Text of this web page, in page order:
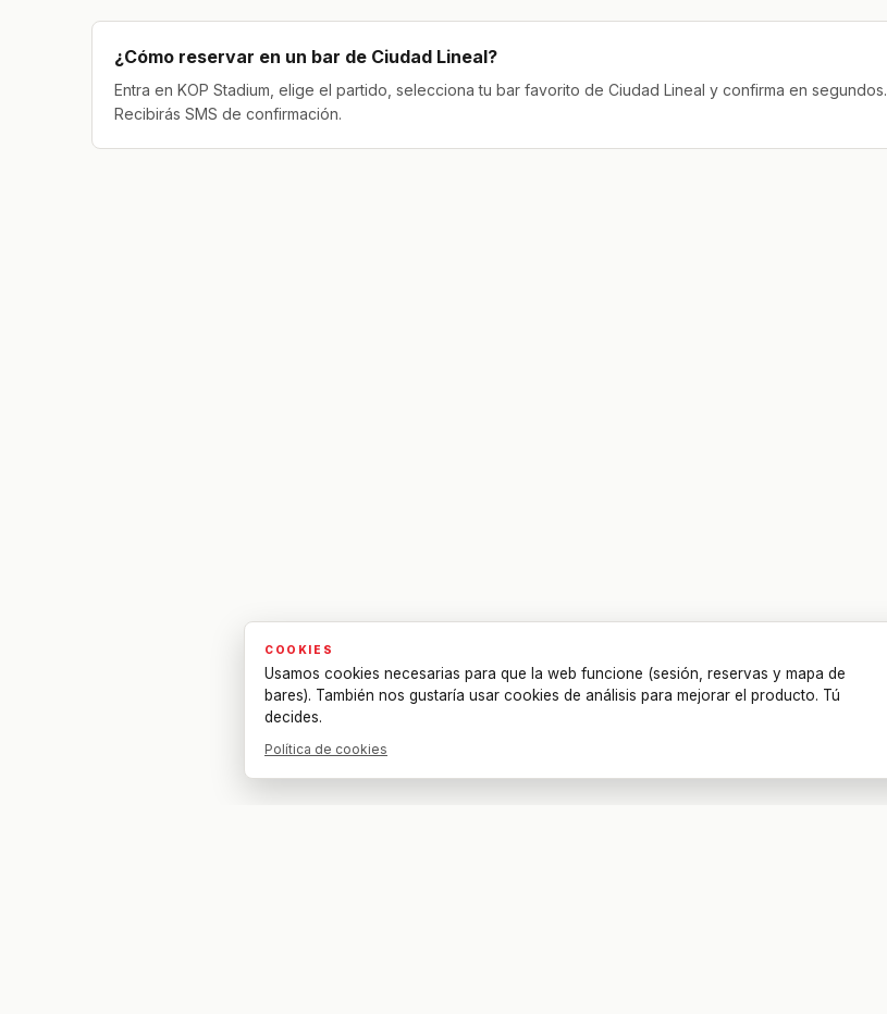
¿Cómo reservar en un bar de Ciudad Lineal?
Entra en KOP Stadium, elige el partido, selecciona tu bar favorito de Ciudad Lineal y confirma en segundos.
Recibirás SMS de confirmación.
COOKIES
Usamos cookies necesarias para que la web funcione (sesión, reservas y mapa de
bares). También nos gustaría usar cookies de análisis para mejorar el producto. Tú
decides.
Política de cookies